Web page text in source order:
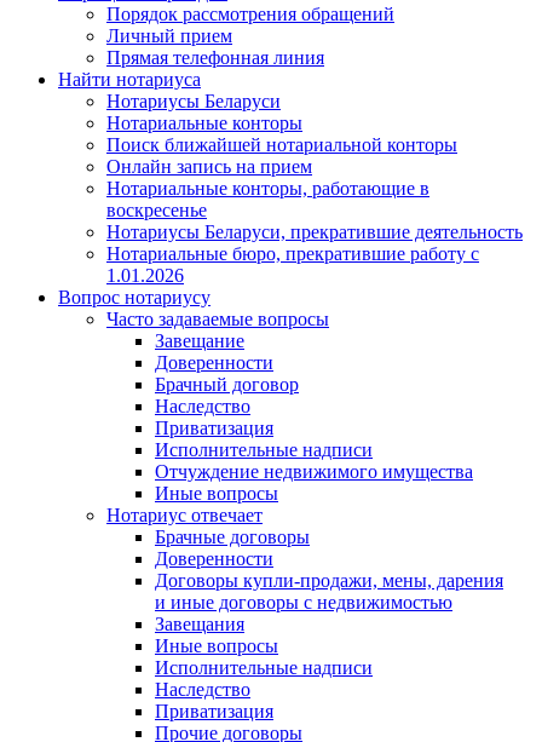
Порядок рассмотрения обращений
Личный прием
Прямая телефонная линия
Найти нотариуса
Нотариусы Беларуси
Нотариальные конторы
Поиск ближайшей нотариальной конторы
Онлайн запись на прием
Нотариальные конторы, работающие в
воскресенье
Нотариусы Беларуси, прекратившие деятельность
Нотариальные бюро, прекратившие работу с
1.01.2026
Вопрос нотариусу
Часто задаваемые вопросы
Завещание
Доверенности
Брачный договор
Наследство
Приватизация
Исполнительные надписи
Отчуждение недвижимого имущества
Иные вопросы
Нотариус отвечает
Брачные договоры
Доверенности
Договоры купли-продажи, мены, дарения
и иные договоры с недвижимостью
Завещания
Иные вопросы
Исполнительные надписи
Наследство
Приватизация
Прочие договоры